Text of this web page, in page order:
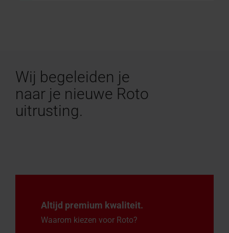
Wij begeleiden je
naar je nieuwe Roto
uitrusting.
Altijd premium kwaliteit.
Waarom kiezen voor Roto?